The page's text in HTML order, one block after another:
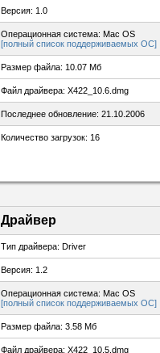
Версия: 1.0
Операционная система: Mac OS
[полный список поддерживаемых ОС]
Размер файла: 10.07 Мб
Файл драйвера: X422_10.6.dmg
Последнее обновление: 21.10.2006
Количество загрузок: 16
Драйвер
Тип драйвера: Driver
Версия: 1.2
Операционная система: Mac OS
[полный список поддерживаемых ОС]
Размер файла: 3.58 Мб
Файл драйвера: X422_10.5.dmg